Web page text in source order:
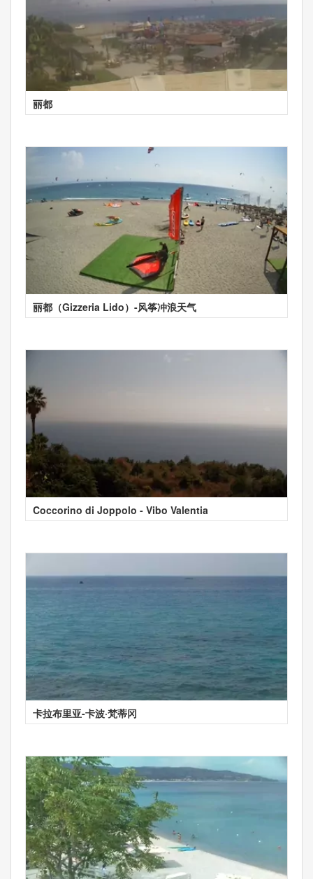
丽都
丽都（Gizzeria Lido）-风筝冲浪天气
Coccorino di Joppolo - Vibo Valentia
卡拉布里亚-卡波·梵蒂冈